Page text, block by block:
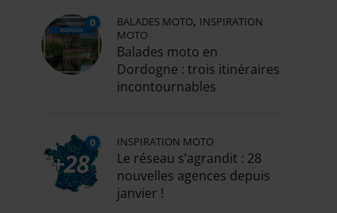
0 BALADES MOTO, INSPIRATION
MOTO
Balades moto en
Dordogne : trois itinéraires
incontournables
0 INSPIRATION MOTO
Le réseau s’agrandit : 28
nouvelles agences depuis
janvier !